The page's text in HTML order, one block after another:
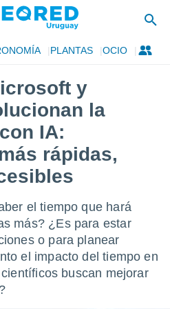
PLANTAS OCIO
y
la
IA:
rápidas,
el tiempo que hará
más? ¿Es para estar
o para planear
el impacto del tiempo en
buscan mejorar